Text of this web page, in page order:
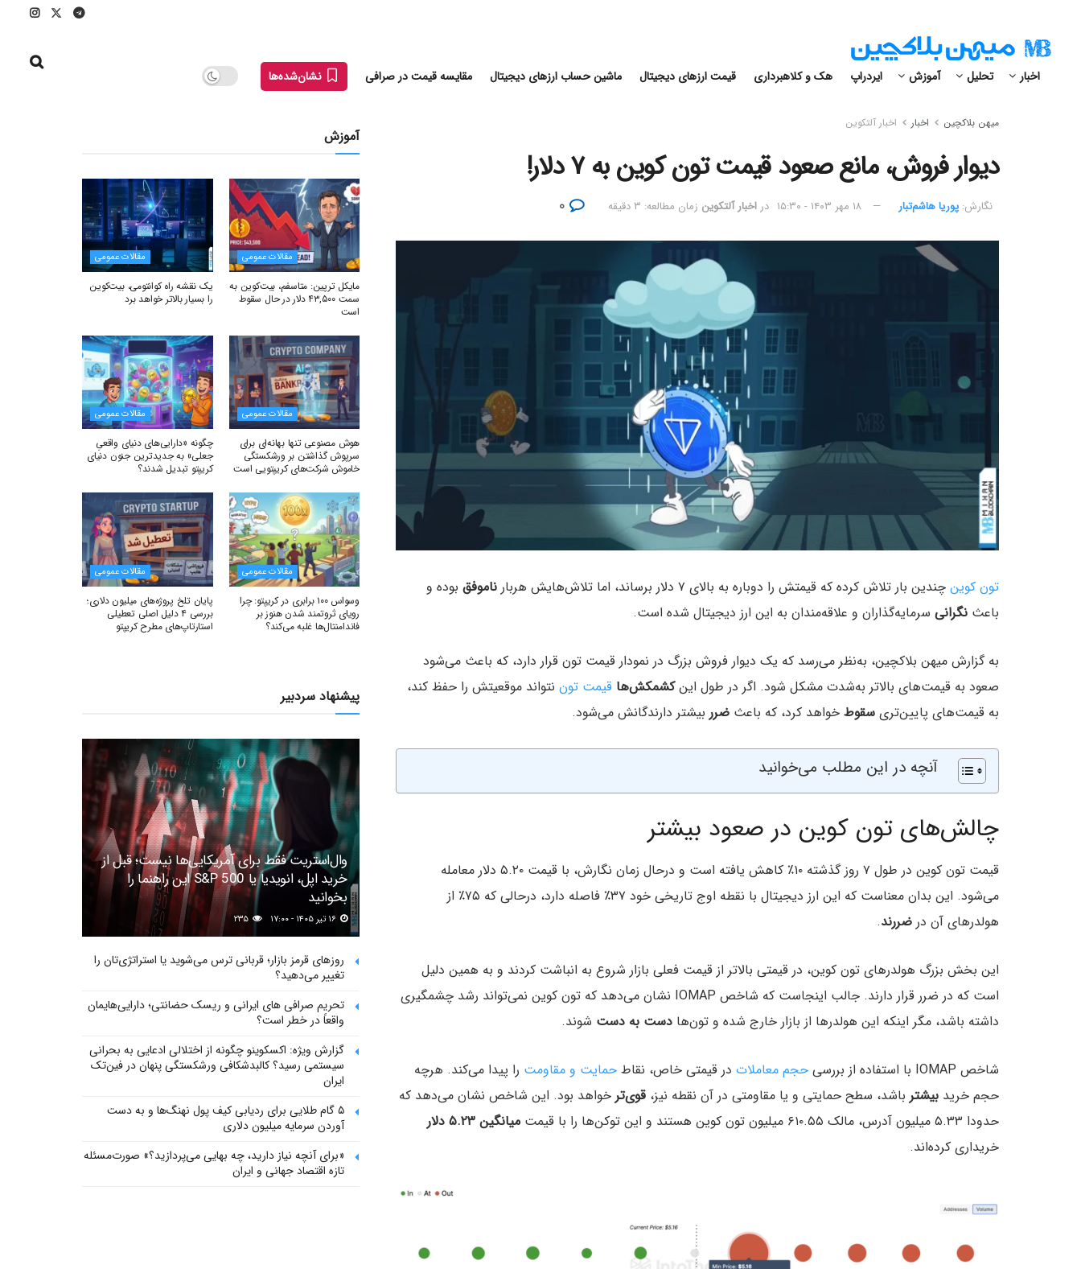
اخبار تحلیل آموزش ایردراپ هک و کلاهبرداری قیمت ارزهای دیجیتال ماشین حساب ارزهای دیجیتال مقایسه قیمت در صرافی نشان‌شده‌ها
میهن بلاکچین اخبار اخبار آلتکوین
دیوار فروش، مانع صعود قیمت تون کوین به ۷ دلار!
نگارش:‌ پوریا هاشم‌تبار ۱۸ مهر ۱۴۰۳ - ۱۵:۳۰ در اخبار آلتکوین زمان مطالعه: ۳ دقیقه
تون کوین چندین بار تلاش کرده که قیمتش را دوباره به بالای ۷ دلار برساند، اما تلاش‌هایش هربار ناموفق بوده و
باعث نگرانی سرمایه‌گذاران و علاقه‌مندان به این ارز دیجیتال شده است.
به گزارش میهن بلاکچین، به‌نظر می‌رسد که یک دیوار فروش بزرگ در نمودار قیمت تون قرار دارد، که باعث می‌شود
صعود به قیمت‌های بالاتر به‌شدت مشکل شود. اگر در طول اینکشمکش‌ها قیمت تون نتواند موقعیتش را حفظ کند،
به قیمت‌های پایین‌تری سقوط خواهد کرد، که باعث ضرر بیشتر دارندگانش می‌شود.
آنچه در این مطلب می‌خوانید
چالش‌های تون‌ کوین در صعود بیشتر
قیمت تون کوین در طول ۷ روز گذشته ۱۰٪ کاهش یافته است و درحال زمان نگارش، با قیمت ۵.۲۰ دلار معامله
می‌شود. این بدان معناست که این ارز دیجیتال با نقطه اوج تاریخی خود ۳۷٪ فاصله دارد، درحالی که ۷۵٪‌ از
هولدرهای آن در ضررند.
این بخش بزرگ هولدرهای تون کوین، در قیمتی بالاتر از قیمت فعلی بازار شروع به انباشت کردند و به همین دلیل
است که در ضرر قرار دارند. جالب اینجاست که شاخص IOMAP نشان می‌دهد که تون کوین نمی‌تواند رشد چشمگیری
داشته باشد، مگر اینکه این هولدرها از بازار خارج شده و تون‌ها دست به دست شوند.
شاخص IOMAP با استفاده از بررسی حجم معاملات در قیمتی خاص، نقاط حمایت و مقاومت را پیدا می‌کند. هرچه
حجم خرید بیشتر باشد، سطح حمایتی و یا مقاومتی در آن نقطه نیز، قوی‌تر خواهد بود. این شاخص نشان می‌دهد که
حدودا ۵.۳۳ میلیون آدرس، مالک ۶۱۰.۵۵ میلیون تون کوین هستند و این توکن‌ها را با قیمت
میانگین ۵.۲۳ دلار
خریداری کرده‌اند.
آموزش
مقالات عمومی
مایکل ترپین: متاسفم، بیت‌کوین به
سمت ۴۳,۵۰۰ دلار در حال سقوط
است
مقالات عمومی
یک نقشه راه کوانتومی، بیت‌کوین
را بسیار بالاتر خواهد برد
مقالات عمومی
هوش مصنوعی تنها بهانه‌ای برای
سرپوش گذاشتن بر ورشکستگی
خاموش شرکت‌های کریپتویی است
مقالات عمومی
چگونه «دارایی‌های دنیای واقعیِ
جعلی» به جدیدترین جنون دنیای
کریپتو تبدیل شدند؟
مقالات عمومی
وسواس ۱۰۰ برابری در کریپتو: چرا
رویای ثروتمند شدن هنوز بر
فاندامنتال‌ها غلبه می‌کند؟
مقالات عمومی
پایان تلخ پروژه‌های میلیون دلاری؛
بررسی ۴ دلیل اصلی تعطیلی
استارتاپ‌های مطرح کریپتو
پیشنهاد سردبیر
وال‌استریت فقط برای آمریکایی‌ها نیست؛ قبل از
خرید اپل، انویدیا یا S&P 500 این راهنما را
بخوانید
روزهای قرمز بازار؛ قربانی ترس می‌شوید یا استراتژی‌تان را
تغییر می‌دهید؟
تحریم صرافی های ایرانی و ریسک حضانتی؛ دارایی‌هایمان
واقعاً در خطر است؟
گزارش ویژه: اکسکوینو چگونه از اختلالی ادعایی به بحرانی
سیستمی رسید؟ کالبدشکافی ورشکستگی پنهان در فین‌تک
ایران
۵ گام طلایی برای ردیابی کیف پول‌ نهنگ‌ها و به دست
آوردن سرمایه میلیون دلاری
«برای آنچه نیاز دارید، چه بهایی می‌پردازید؟» صورت‌مسئله
تازه اقتصاد جهانی و ایران